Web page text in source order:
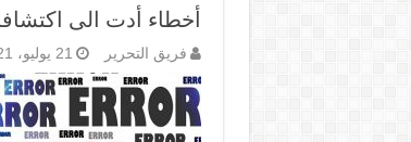
أخطاء أدت الى
فريق التحرير 21 يوليو، 2021